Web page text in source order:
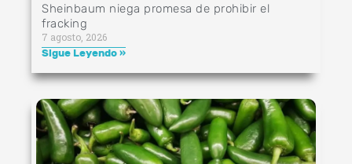
Sheinbaum niega promesa de prohibir el
fracking
7 agosto, 2026
Sigue Leyendo »